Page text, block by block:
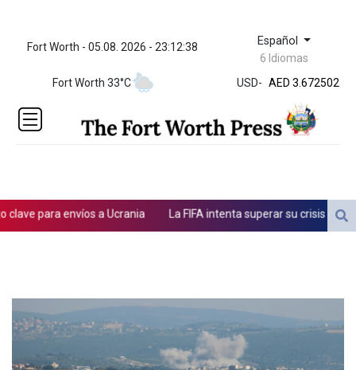
Fort Worth - 05.08. 2026 - 23:12:38 Español
6 Idiomas
Fort Worth 33°C
USD-
ZWL 321.999592
AED 3.672502
AED 3.672502
AFN
ALL 80.697151
AMD
BDT 123.715983
BIF 2992.5
para envíos a Ucrania La FIFA intenta superar su crisis con